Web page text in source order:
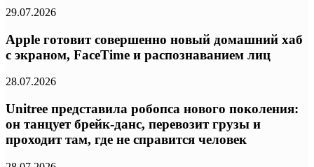
29.07.2026
Apple готовит совершенно новый домашний хаб
с экраном, FaceTime и распознаванием лиц
28.07.2026
Unitree представила робопса нового поколения:
он танцует брейк-данс, перевозит грузы и
проходит там, где не справится человек